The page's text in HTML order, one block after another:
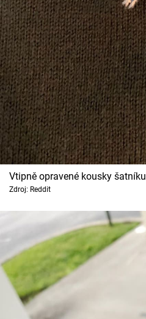
Cool Esport
Pořady
TV Program
Sledujte prima+
Přihlášení
Sledujte nás
Vtipně opravené kousky
Zdroj: Reddit